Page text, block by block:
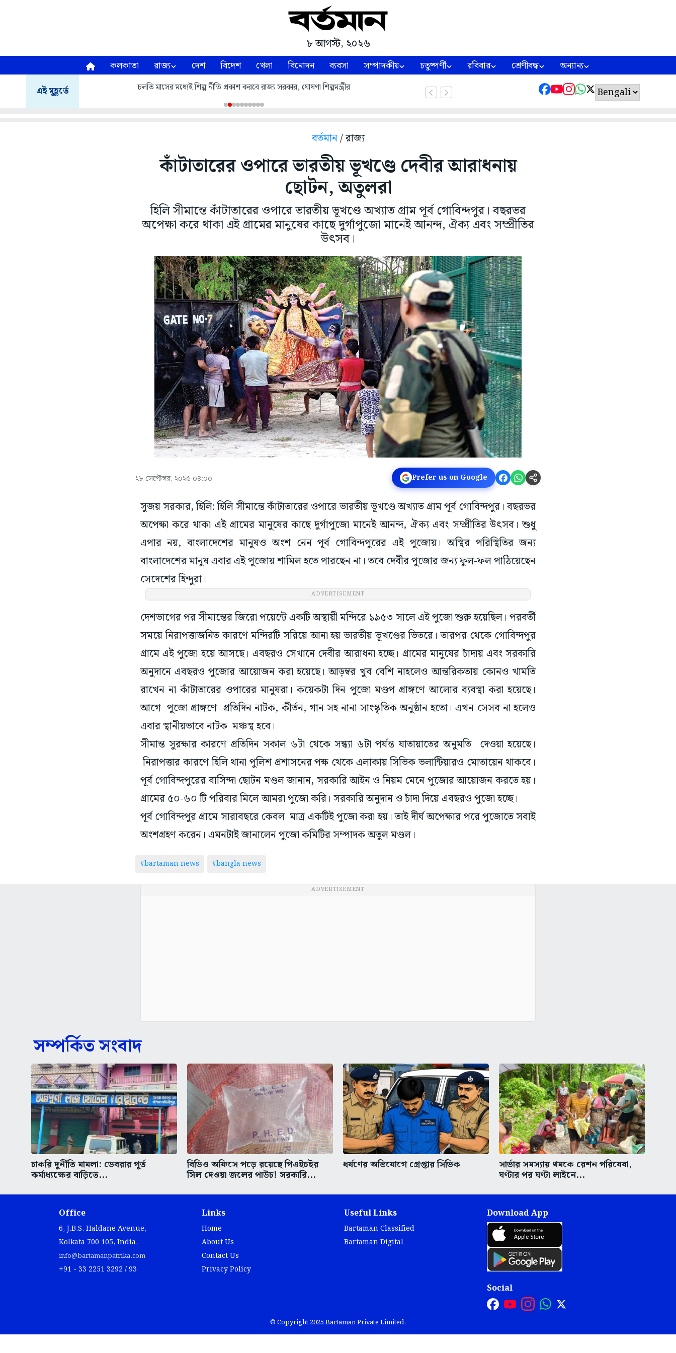
৮ আগস্ট, ২০২৬
কলকাতা রাজ্য দেশ বিদেশ খেলা বিনোদন ব্যবসা সম্পাদকীয় চতুষ্পর্ণী রবিবার শ্রেণীবদ্ধ অন্যান্য
এই মুহূর্তে চলতি মাসের মধ্যেই শিল্প নীতি প্রকাশ করবে রাজ্য সরকার, ঘোষণা শিল্পমন্ত্রীর
বর্তমান/ রাজ্য
কাঁটাতারের ওপারে ভারতীয় ভূখণ্ডে দেবীর আরাধনায়
ছোটন, অতুলরা
হিলি সীমান্তে কাঁটাতারের ওপারে ভারতীয় ভূখণ্ডে অখ্যাত গ্রাম পূর্ব গোবিন্দপুর। বছরভর
অপেক্ষা করে থাকা এই গ্রামের মানুষের কাছে দুর্গাপুজো মানেই আনন্দ, ঐক্য এবং সম্প্রীতির
উৎসব।
২৮ সেপ্টেম্বর, ২০২৫ ০৪:০০ Prefer us on Google
সুজয় সরকার, হিলি: হিলি সীমান্তে কাঁটাতারের ওপারে ভারতীয় ভূখণ্ডে অখ্যাত গ্রাম পূর্ব গোবিন্দপুর। বছরভর
অপেক্ষা করে থাকা এই গ্রামের মানুষের কাছে দুর্গাপুজো মানেই আনন্দ, ঐক্য এবং সম্প্রীতির উৎসব। শুধু
এপার নয়, বাংলাদেশের মানুষও অংশ নেন পূর্ব গোবিন্দপুরের এই পুজোয়। অস্থির পরিস্থিতির জন্য
বাংলাদেশের মানুষ এবার এই পুজোয় শামিল হতে পারছেন না। তবে দেবীর পুজোর জন্য ফুল-ফল পাঠিয়েছেন
সেদেশের হিন্দুরা।
ADVERTISEMENT
দেশভাগের পর সীমান্তের জিরো পয়েন্টে একটি অস্থায়ী মন্দিরে ১৯৫৩ সালে এই পুজো শুরু হয়েছিল। পরবর্তী
সময়ে নিরাপত্তাজনিত কারণে মন্দিরটি সরিয়ে আনা হয় ভারতীয় ভূখণ্ডের ভিতরে। তারপর থেকে গোবিন্দপুর
গ্রামে এই পুজো হয়ে আসছে। এবছরও সেখানে দেবীর আরাধনা হচ্ছে। গ্রামের মানুষের চাঁদায় এবং সরকারি
অনুদানে এবছরও পুজোর আয়োজন করা হয়েছে। আড়ম্বর খুব বেশি নাহলেও আন্তরিকতায় কোনও খামতি
রাখেন না কাঁটাতারের ওপারের মানুষরা। কয়েকটা দিন পুজো মণ্ডপ প্রাঙ্গণে আলোর ব্যবস্থা করা হয়েছে।
আগে পুজো প্রাঙ্গণে প্রতিদিন নাটক, কীর্তন, গান সহ নানা সাংস্কৃতিক অনুষ্ঠান হতো। এখন সেসব না হলেও
এবার স্থানীয়ভাবে নাটক মঞ্চস্থ হবে।
সীমান্ত সুরক্ষার কারণে প্রতিদিন সকাল ৬টা থেকে সন্ধ্যা ৬টা পর্যন্ত যাতায়াতের অনুমতি দেওয়া হয়েছে।
নিরাপত্তার কারণে হিলি থানা পুলিশ প্রশাসনের পক্ষ থেকে এলাকায় সিভিক ভলান্টিয়ারও মোতায়েন থাকবে।
পূর্ব গোবিন্দপুরের বাসিন্দা ছোটন মণ্ডল জানান, সরকারি আইন ও নিয়ম মেনে পুজোর আয়োজন করতে হয়।
গ্রামের ৫০-৬০ টি পরিবার মিলে আমরা পুজো করি। সরকারি অনুদান ও চাঁদা দিয়ে এবছরও পুজো হচ্ছে।
পূর্ব গোবিন্দপুর গ্রামে সারাবছরে কেবল মাত্র একটিই পুজো করা হয়। তাই দীর্ঘ অপেক্ষার পরে পুজোতে সবাই
অংশগ্রহণ করেন। এমনটাই জানালেন পুজো কমিটির সম্পাদক অতুল মণ্ডল।
#bartaman news #bangla news
ADVERTISEMENT
সম্পর্কিত সংবাদ
চাকরি দুর্নীতি মামলা: ডেবরার পূর্ত
কর্মাধ্যক্ষের বাড়িতে...
বিডিও অফিসে পড়ে রয়েছে পিএইচইর
সিল দেওয়া জলের পাউচ! সরকারি...
ধর্ষণের অভিযোগে গ্রেপ্তার সিভিক সার্ভার সমস্যায় থমকে রেশন পরিষেবা,
ঘণ্টার পর ঘণ্টা লাইনে...
Office
6, J.B.S. Haldane Avenue,
Kolkata 700 105, India.
info@bartamanpatrika.com
+91 - 33 2251 3292 / 93
Links
Home
About Us
Contact Us
Privacy Policy
Useful Links
Bartaman Classified
Bartaman Digital
Download App
Social
© Copyright 2025 Bartaman Private Limited.